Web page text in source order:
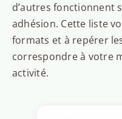
d’autres fonctionnent
adhésion. Cette liste
formats et à repérer
correspondre à votre
activité.